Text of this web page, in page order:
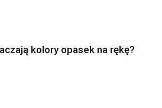
kolory opasek na rękę?